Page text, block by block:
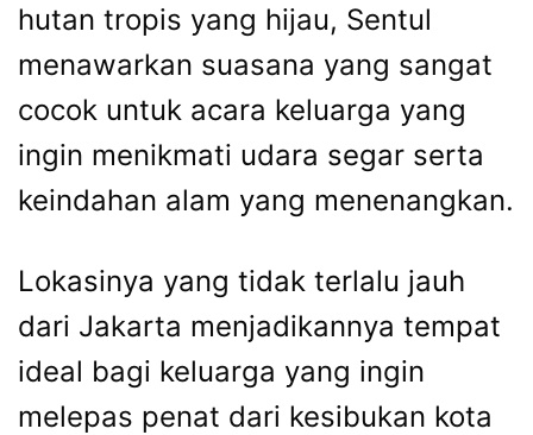
hutan tropis yang hijau, Sentul
menawarkan suasana yang sangat
cocok untuk acara keluarga yang
ingin menikmati udara segar serta
keindahan alam yang menenangkan.
Lokasinya yang tidak terlalu jauh
dari Jakarta menjadikannya tempat
ideal bagi keluarga yang ingin
melepas penat dari kesibukan kota